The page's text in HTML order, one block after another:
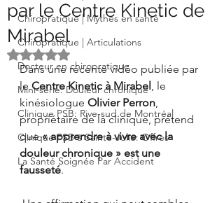
Chiropratique | Mythes en santé
Chiropratique | Articulations
Docteur en chiropratique
Mini-série: Douleur chronique
Clinique PSB: Rive-sud de Montréal
Clinique PSB à Sainte-Julie: Offres
La Santé Soignée Par Accident
par le Centre Kinetic de
Mirabel
Noté NaN étoiles sur 5.
Dans une récente vidéo publiée par
le Centre Kinetic à Mirabel, le
kinésiologue Olivier Perron,
propriétaire de la clinique, prétend
que « apprendre à vivre avec la
douleur chronique » est une
fausseté.